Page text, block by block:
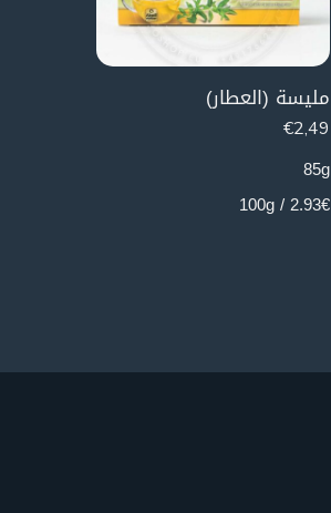
مليسة (العطار)
€2,49
85g
2.93€ / 100g